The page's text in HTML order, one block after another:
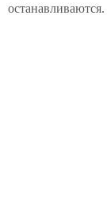
останавливаются.